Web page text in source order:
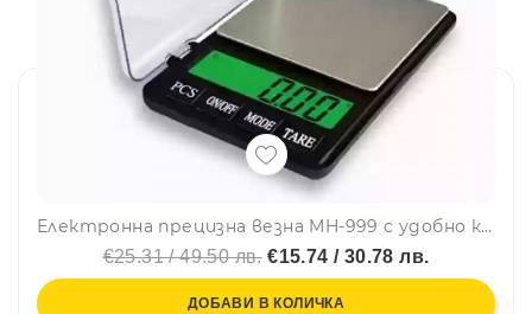
Електронна прецизна везна MH-999 с удобно капаче, 600гр x 0.01гр
€25.31 / 49.50 лв.€15.74 / 30.78 лв.
ДОБАВИ В КОЛИЧКА